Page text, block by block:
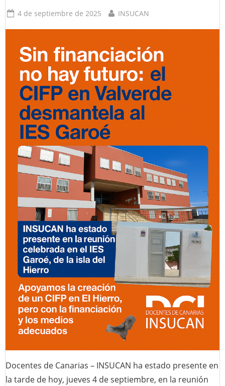
Posted
4 de septiembre de 2025 By
INSUCAN
Docentes de Canarias – INSUCAN ha estado presente en
la tarde de hoy, jueves 4 de septiembre, en la reunión